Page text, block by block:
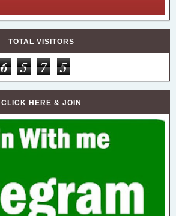
TOTAL VISITORS
6 5 7 5
CLICK HERE & JOIN